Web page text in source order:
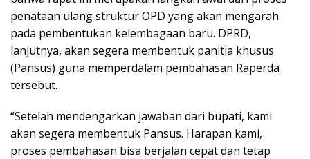
penataan ulang struktur OPD yang akan mengarah
pada pembentukan kelembagaan baru. DPRD,
lanjutnya, akan segera membentuk panitia khusus
(Pansus) guna memperdalam pembahasan Raperda
tersebut.
“Setelah mendengarkan jawaban dari bupati, kami
akan segera membentuk Pansus. Harapan kami,
proses pembahasan bisa berjalan cepat dan tetap